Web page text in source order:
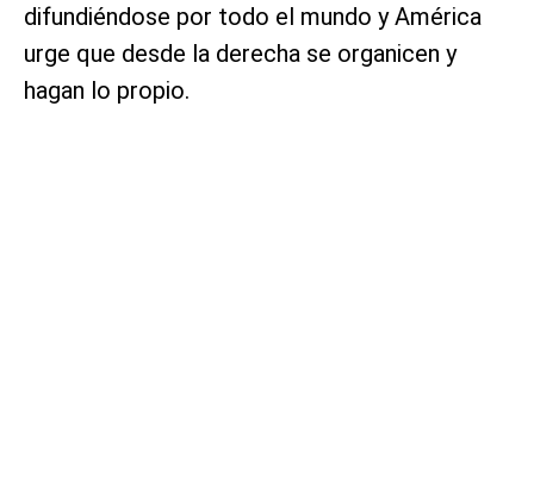
difundiéndose por todo el mundo y América
urge que desde la derecha se organicen y
hagan lo propio.